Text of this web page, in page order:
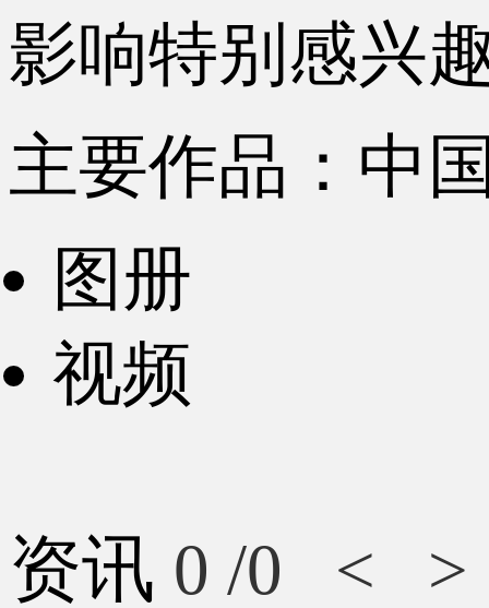
影响特别感兴
主要作品：中
图册
视频
资讯 0 /0 < >